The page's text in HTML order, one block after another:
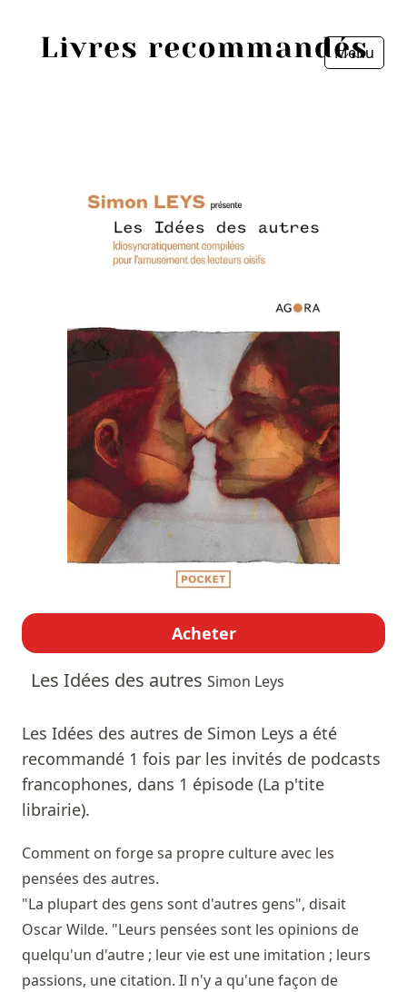
Menu
Acheter
Les Idées des autres Simon Leys
Les Idées des autres de Simon Leys a été
recommandé 1 fois par les invités de podcasts
francophones, dans 1 épisode (La p'tite
librairie).
Comment on forge sa propre culture avec les
pensées des autres.
"La plupart des gens sont d'autres gens", disait
Oscar Wilde. "Leurs pensées sont les opinions de
quelqu'un d'autre ; leur vie est une imitation ; leurs
passions, une citation. Il n'y a qu'une façon de
Sources
Personnes
Livres les plus recommandés
Prix littéraires
Fermer